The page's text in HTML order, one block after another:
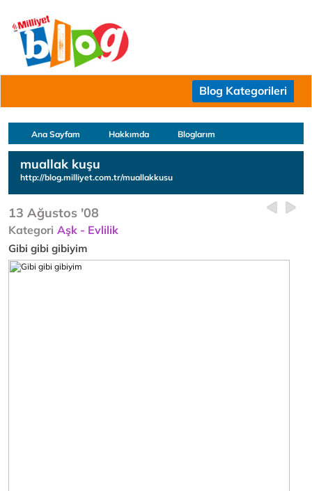
Blog Kategorileri
Ana Sayfam Hakkımda Bloglarım
muallak kuşu
http://blog.milliyet.com.tr/muallakkusu
13 Ağustos '08
Kategori Aşk - Evlilik
Gibi gibi gibiyim